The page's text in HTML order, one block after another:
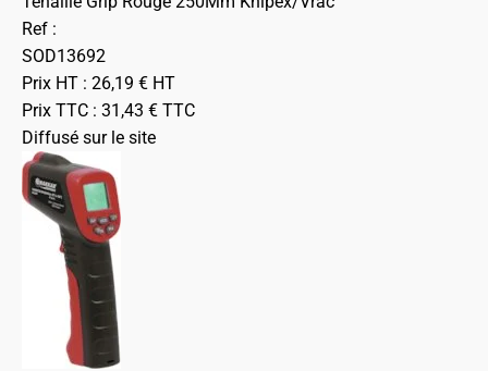
Ref :
SOD13692
Prix HT : 26,19 € HT
Prix TTC : 31,43 € TTC
Diffusé sur le site